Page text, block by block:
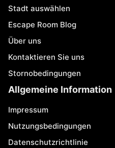
Stadt auswählen
Escape Room Blog
Über uns
Kontaktieren Sie uns
Stornobedingungen
Allgemeine Information
Impressum
Nutzungsbedingungen
Datenschutzrichtlinie